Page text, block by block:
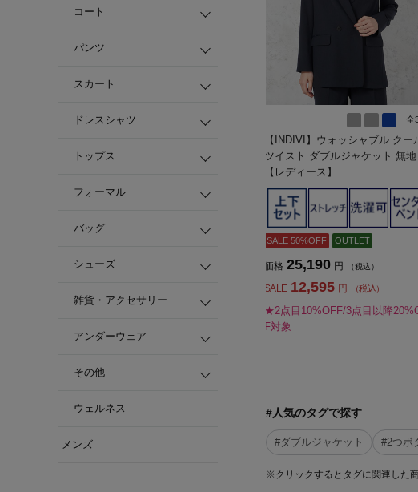
コート
パンツ
スカート
ドレスシャツ
トップス
フォーマル
バッグ
シューズ
雑貨・アクセサリー
アンダーウェア
その他
ウェルネス
メンズ
全
【INDIVI】ウォッシャブル クー
ツイスト ダブルジャケット 無地
【レディース】
SALE 50%OFF OUTLET
価格 25,190 円 （税込）
SALE 12,595 円 （税込）
★2点目10%OFF/3点目以降
F対象
#人気のタグで探す
#ダブルジャケット #2つボ
※クリックするとタグに関連した